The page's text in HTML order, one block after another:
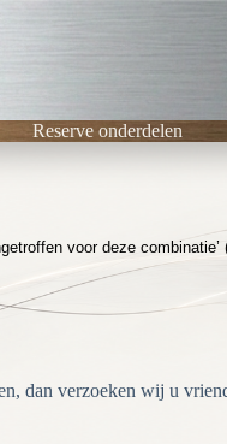
Reserve onderdelen
voor deze
dan verzoeken wij u